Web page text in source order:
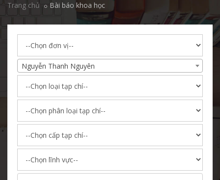
Trang chủ Bài báo khoa học
Nguyễn Thanh Nguyên